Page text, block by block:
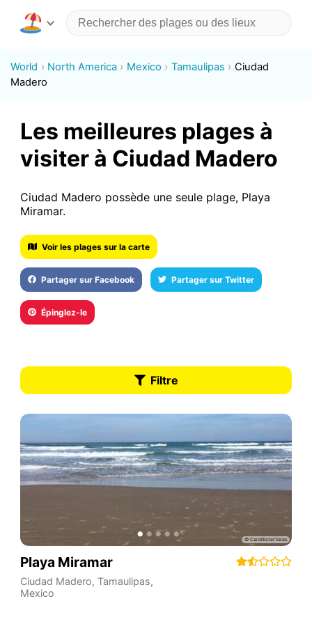
World North America Mexico Tamaulipas
Ciudad
Madero
Les meilleures plages à
visiter à Ciudad Madero
Ciudad Madero possède une seule plage, Playa
Miramar.
Voir les plages sur la carte
Partager sur Facebook Partager sur Twitter
Épinglez-le
Filtre
Playa Miramar
Ciudad Madero, Tamaulipas,
Mexico